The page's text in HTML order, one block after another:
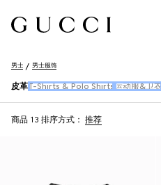
男士 男士服饰
皮革 T-Shirts & Polo Shirts 运动服&卫衣
商品 13 排序方式： 推荐